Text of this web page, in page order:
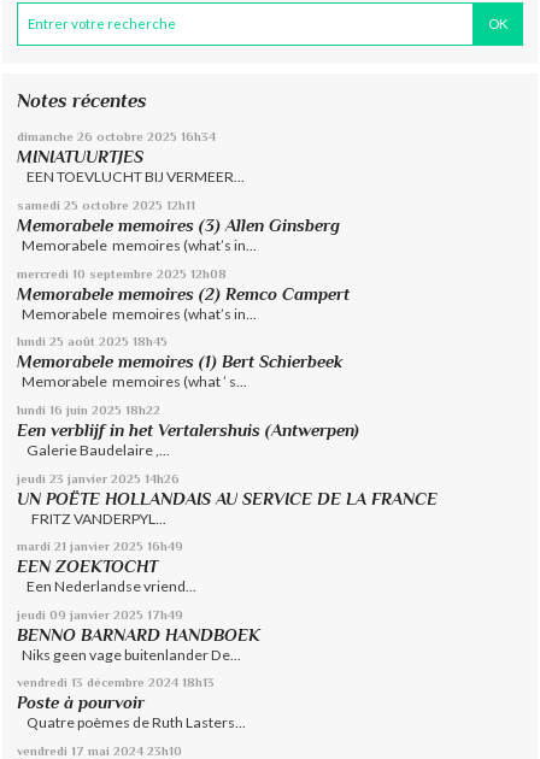
Notes récentes
dimanche 26 octobre 2025 16h34
MINIATUURTJES
EEN TOEVLUCHT BIJ VERMEER...
samedi 25 octobre 2025 12h11
Memorabele memoires (3) Allen Ginsberg
Memorabele memoires (what’s in...
mercredi 10 septembre 2025 12h08
Memorabele memoires (2) Remco Campert
Memorabele memoires (what’s in...
lundi 25 août 2025 18h45
Memorabele memoires (1) Bert Schierbeek
Memorabele memoires (what ’ s...
lundi 16 juin 2025 18h22
Een verblijf in het Vertalershuis (Antwerpen)
Galerie Baudelaire ,...
jeudi 23 janvier 2025 14h26
UN POËTE HOLLANDAIS AU SERVICE DE LA FRANCE
FRITZ VANDERPYL...
mardi 21 janvier 2025 16h49
EEN ZOEKTOCHT
Een Nederlandse vriend...
jeudi 09 janvier 2025 17h49
BENNO BARNARD HANDBOEK
Niks geen vage buitenlander De...
vendredi 13 décembre 2024 18h13
Poste à pourvoir
Quatre poèmes de Ruth Lasters...
vendredi 17 mai 2024 23h10